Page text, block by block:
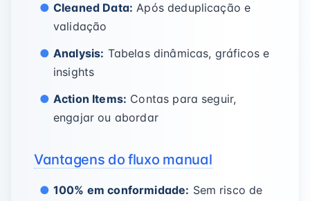
Cleaned Data: Após deduplicação e
validação
Analysis: Tabelas dinâmicas, gráficos e
insights
Action Items: Contas para seguir,
engajar ou abordar
Vantagens do fluxo manual
100% em conformidade: Sem risco de